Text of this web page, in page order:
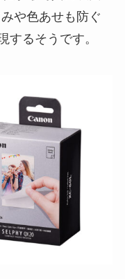
や色あせも防ぐ
するそうです。